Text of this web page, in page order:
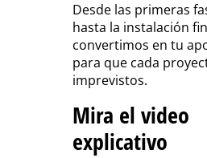
Desde las primeras
hasta la instalación
convertimos en tu
para que cada
imprevistos.
Mira el video
explicativo